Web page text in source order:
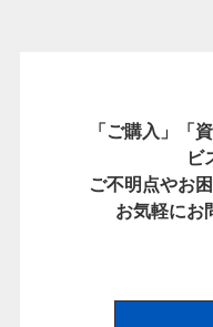
「ご購入」「
ビ
ご不明点やお
お気軽にお